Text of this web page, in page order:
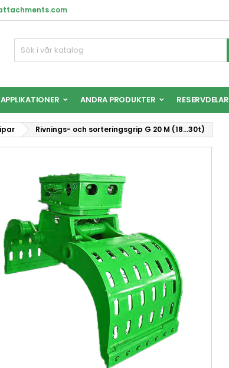
APPLIKATIONER ANDRA PRODUKTER RESERVDELAR
Rivnings- och sorteringsgrip G 20 M (18…30t)